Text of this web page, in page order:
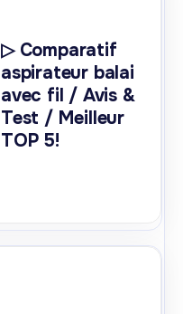
▷ Comparatif
aspirateur balai
avec fil / Avis &
Test / Meilleur
TOP 5!